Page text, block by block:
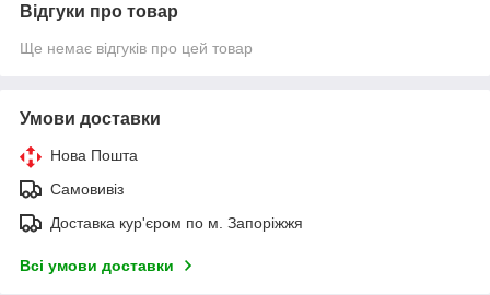
Відгуки про товар
Ще немає відгуків про цей товар
Умови доставки
Нова Пошта
Самовивіз
Доставка кур'єром по м. Запоріжжя
Всі умови доставки